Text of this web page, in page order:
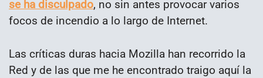
se ha disculpado, no sin antes provocar varios
focos de incendio a lo largo de Internet.
Las críticas duras hacia Mozilla han recorrido la
Red y de las que me he encontrado traigo aquí la